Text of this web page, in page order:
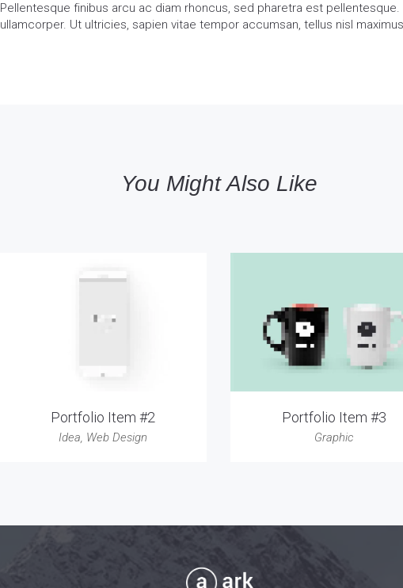
Pellentesque finibus arcu ac diam rhoncus, sed pharetra est
ullamcorper. Ut ultricies, sapien vitae tempor accumsan, tellus nisl
You Might Also Like
Portfolio Item #2
Idea, Web Design
Portfolio Item #3
Graphic